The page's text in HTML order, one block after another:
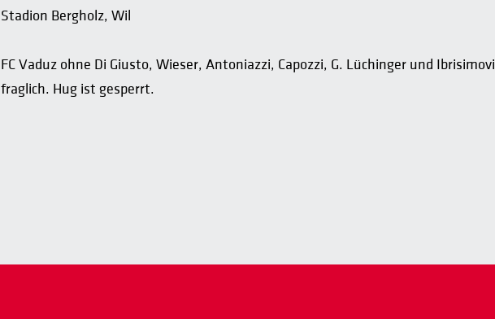
Stadion Bergholz, Wil
FC Vaduz ohne Di Giusto, Wieser, Antoniazzi, Capozzi, G. Lüchinger und
fraglich. Hug ist gesperrt.